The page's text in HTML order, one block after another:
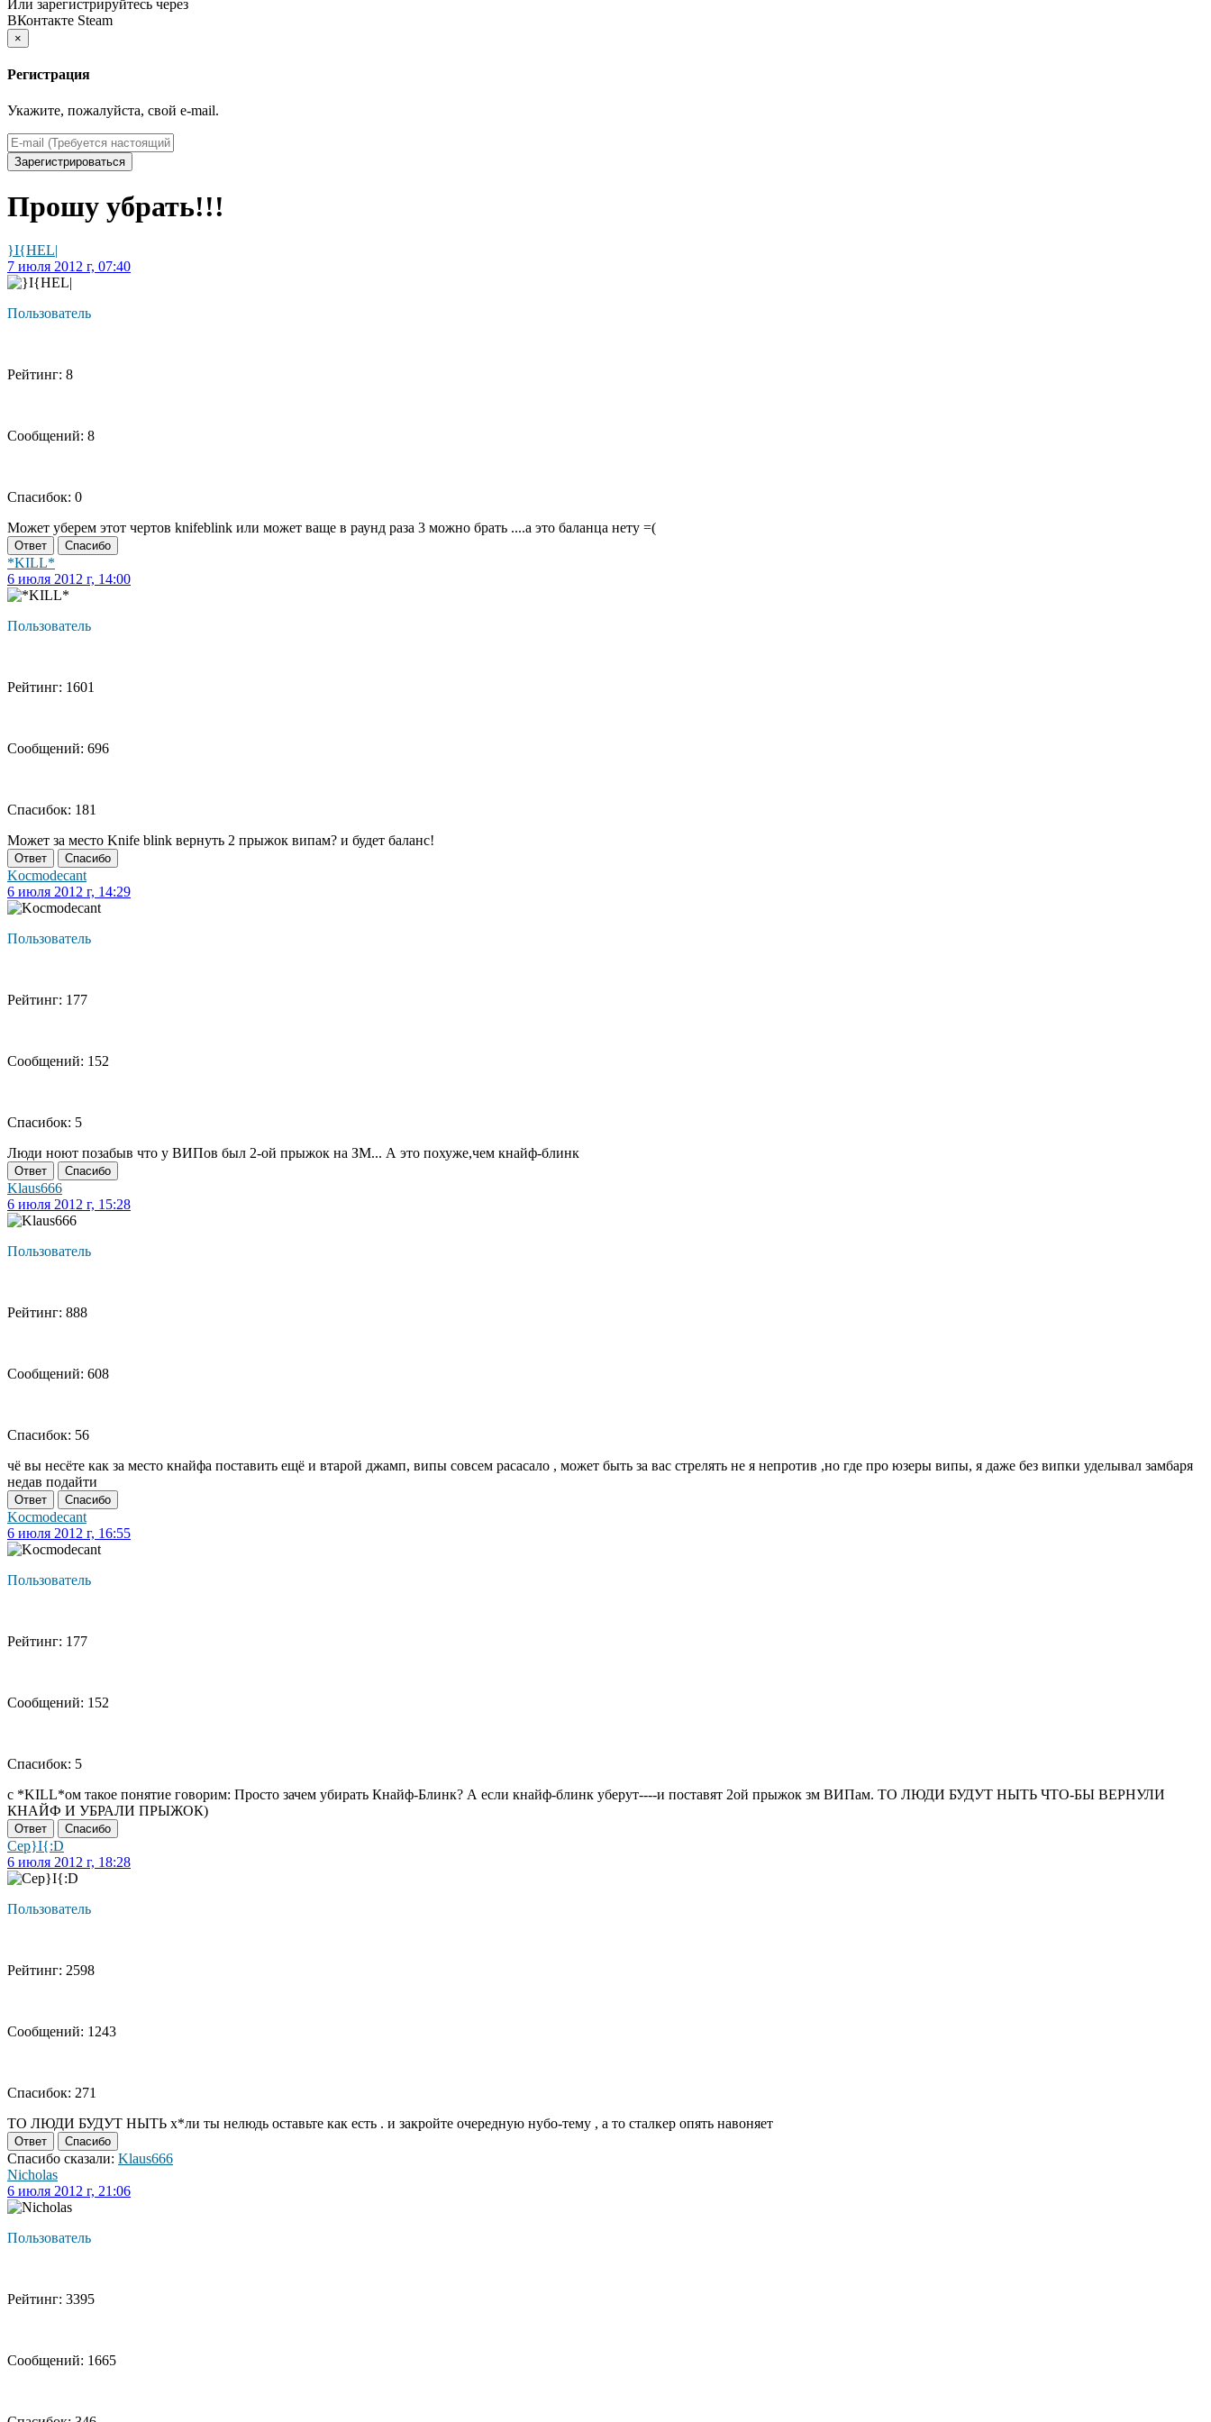
Или зарегистрируйтесь через
ВКонтакте Steam
×
Регистрация
Укажите, пожалуйста, свой e-mail.
Зарегистрироваться
Прошу убрать!!!
}I{HEL|
7 июля 2012 г, 07:40
Пользователь
Рейтинг: 8
Сообщений: 8
Спасибок: 0
Может уберем этот чертов knifeblink или может ваще в раунд раза 3 можно брать ....а это баланца нету =(
Ответ Спасибо
*KILL*
6 июля 2012 г, 14:00
Пользователь
Рейтинг: 1601
Сообщений: 696
Спасибок: 181
Может за место Knife blink вернуть 2 прыжок випам? и будет баланс!
Ответ Спасибо
Kocmodecant
6 июля 2012 г, 14:29
Пользователь
Рейтинг: 177
Сообщений: 152
Спасибок: 5
Люди ноют позабыв что у ВИПов был 2-ой прыжок на ЗМ... А это похуже,чем кнайф-блинк
Ответ Спасибо
Klaus666
6 июля 2012 г, 15:28
Пользователь
Рейтинг: 888
Сообщений: 608
Спасибок: 56
чё вы несёте как за место кнайфа поставить ещё и втарой джамп, випы совсем расасало , может быть за вас стрелять не я непротив ,но где про юзеры випы, я даже без випки уделывал замбаря
недав подайти
Ответ Спасибо
Kocmodecant
6 июля 2012 г, 16:55
Пользователь
Рейтинг: 177
Сообщений: 152
Спасибок: 5
c *KILL*ом такое понятие говорим: Просто зачем убирать Кнайф-Блинк? А если кнайф-блинк уберут----и поставят 2ой прыжок зм ВИПам. ТО ЛЮДИ БУДУТ НЫТЬ ЧТО-БЫ ВЕРНУЛИ
КНАЙФ И УБРАЛИ ПРЫЖОК)
Ответ Спасибо
Cep}I{:D
6 июля 2012 г, 18:28
Пользователь
Рейтинг: 2598
Сообщений: 1243
Спасибок: 271
ТО ЛЮДИ БУДУТ НЫТЬ х*ли ты нелюдь оставьте как есть . и закройте очередную нубо-тему , а то сталкер опять навоняет
Ответ Спасибо
Спасибо сказали: Klaus666
Nicholas
6 июля 2012 г, 21:06
Пользователь
Рейтинг: 3395
Сообщений: 1665